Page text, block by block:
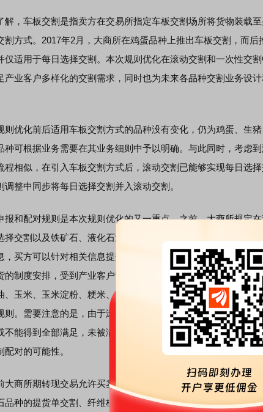
车板交割是指卖方在交易所指定车板交割场所将货物装载至
割方式。2017年2月，大商所在鸡蛋品种上推出车板交割，而后
仅适用于每日选择交割。本次规则优化在滚动交割和一次性交
产业客户多样化的交割需求，同时也为未来各品种交割业务设
优化前后适用车板交割方式的品种没有变化，仍为鸡蛋、生猪
种可根据业务需要在其业务细则中予以明确。与此同时，考虑
程相似，在引入车板交割方式后，滚动交割已能够实现每日选择
整中同步将每日选择交割并入滚动交割。
和配对规则是本次规则优化的又一重点。之前，大商所规定在
择交割以及铁矿石、液化石油气的滚动交割时，交易所会公布卖
买方可以针对相关信息提交交割意向，交易所优先考虑买方的
的制度安排，受到产业客户青睐并希望扩大到更多品种。本次规
玉米、玉米淀粉、粳米、焦炭、焦煤、乙二醇、苯乙烯等所有
则。需要注意的是，由于滚动交割时买卖双方交割申请的数量不
能得到全部满足，未被满足交割意向的买方持仓及未提交交割
对的可能性。
所期转现交易允许买卖双方立足自身需要，灵活选择时间、
品种的提货单交割、纤维板品种的不强制配对的滚动交割形成了